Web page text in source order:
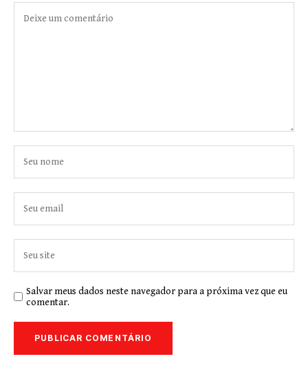
Salvar meus dados neste navegador para a próxima vez que eu
comentar.